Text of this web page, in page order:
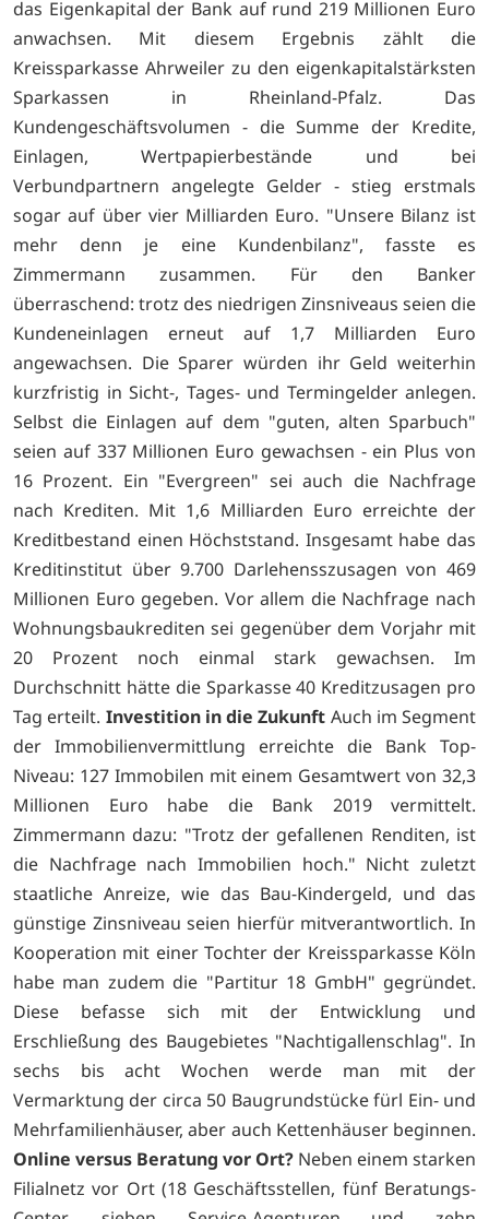
das Eigenkapital der Bank auf rund 219 Millionen Euro
anwachsen. Mit diesem Ergebnis zählt die
Kreissparkasse Ahrweiler zu den eigenkapitalstärksten
Sparkassen in Rheinland-Pfalz. Das
Kundengeschäftsvolumen - die Summe der Kredite,
Einlagen, Wertpapierbestände und bei
Verbundpartnern angelegte Gelder - stieg erstmals
sogar auf über vier Milliarden Euro. "Unsere Bilanz ist
mehr denn je eine Kundenbilanz", fasste es
Zimmermann zusammen. Für den Banker
überraschend: trotz des niedrigen Zinsniveaus seien die
Kundeneinlagen erneut auf 1,7 Milliarden Euro
angewachsen. Die Sparer würden ihr Geld weiterhin
kurzfristig in Sicht-, Tages- und Termingelder anlegen.
Selbst die Einlagen auf dem "guten, alten Sparbuch"
seien auf 337 Millionen Euro gewachsen - ein Plus von
16 Prozent. Ein "Evergreen" sei auch die Nachfrage
nach Krediten. Mit 1,6 Milliarden Euro erreichte der
Kreditbestand einen Höchststand. Insgesamt habe das
Kreditinstitut über 9.700 Darlehensszusagen von 469
Millionen Euro gegeben. Vor allem die Nachfrage nach
Wohnungsbaukrediten sei gegenüber dem Vorjahr mit
20 Prozent noch einmal stark gewachsen. Im
Durchschnitt hätte die Sparkasse 40 Kreditzusagen pro
Tag erteilt. Investition in die Zukunft Auch im Segment
der Immobilienvermittlung erreichte die Bank Top-
Niveau: 127 Immobilen mit einem Gesamtwert von 32,3
Millionen Euro habe die Bank 2019 vermittelt.
Zimmermann dazu: "Trotz der gefallenen Renditen, ist
die Nachfrage nach Immobilien hoch." Nicht zuletzt
staatliche Anreize, wie das Bau-Kindergeld, und das
günstige Zinsniveau seien hierfür mitverantwortlich. In
Kooperation mit einer Tochter der Kreissparkasse Köln
habe man zudem die "Partitur 18 GmbH" gegründet.
Diese befasse sich mit der Entwicklung und
Erschließung des Baugebietes "Nachtigallenschlag". In
sechs bis acht Wochen werde man mit der
Vermarktung der circa 50 Baugrundstücke fürl Ein- und
Mehrfamilienhäuser, aber auch Kettenhäuser beginnen.
Online versus Beratung vor Ort? Neben einem starken
Filialnetz vor Ort (18 Geschäftsstellen, fünf Beratungs-